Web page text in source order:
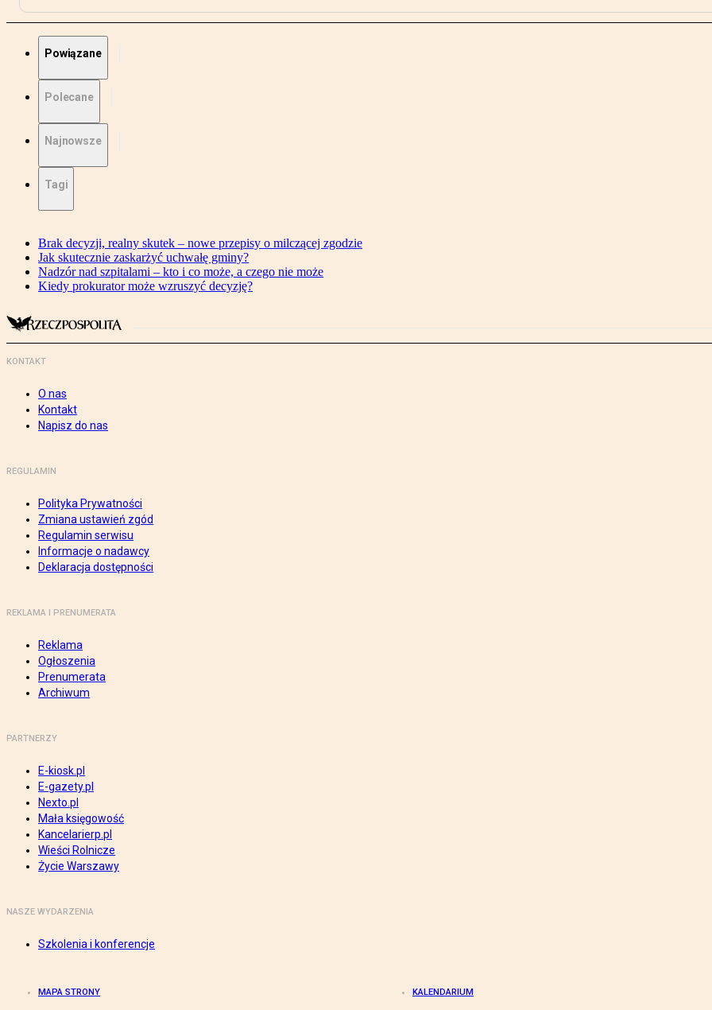
Powiązane
Polecane
Najnowsze
Tagi
Brak decyzji, realny skutek – nowe przepisy o milczącej zgodzie
Jak skutecznie zaskarżyć uchwałę gminy?
Nadzór nad szpitalami – kto i co może, a czego nie może
Kiedy prokurator może wzruszyć decyzję?
KONTAKT
O nas
Kontakt
Napisz do nas
REGULAMIN
Polityka Prywatności
Zmiana ustawień zgód
Regulamin serwisu
Informacje o nadawcy
Deklaracja dostępności
REKLAMA I PRENUMERATA
Reklama
Ogłoszenia
Prenumerata
Archiwum
PARTNERZY
E-kiosk.pl
E-gazety.pl
Nexto.pl
Mała księgowość
Kancelarierp.pl
Wieści Rolnicze
Życie Warszawy
NASZE WYDARZENIA
Szkolenia i konferencje
MAPA STRONY KALENDARIUM